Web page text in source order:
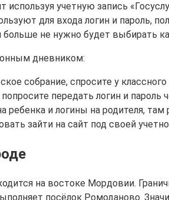
используя учетную запись
для входа логин и пароль,
не нужно будет выбирать
дневником:
собрание, спросите у
передать логин и пароль
ребенка и логины на родителя,
зайти на сайт под своей
на востоке Мордовии.
посёлок Ромоданово.